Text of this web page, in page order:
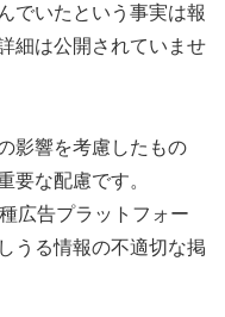
でいたという事実は報
細は公開されていませ
影響を考慮したもの
要な配慮です。
広告プラットフォー
うる情報の不適切な掲